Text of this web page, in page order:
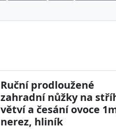
Ruční prodloužené
zahradní nůžky na
větví a česání ovoce
nerez, hliník